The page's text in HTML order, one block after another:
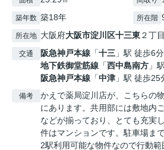
築年数 築18年 所在階
所在地 大阪府大阪市淀川区十三東２丁
交通 阪急神戸本線 「十三 」駅 徒歩6分
地下鉄御堂筋線 「西中島南方 」
阪急神戸本線 「中津 」駅 徒歩25
備考
かえで薬局淀川店が、こちらの
にあります。共用部には敷地内
などが揃っており、とても充実
件はマンションです。駐車場ま
2駅利用可能な物件なので行動